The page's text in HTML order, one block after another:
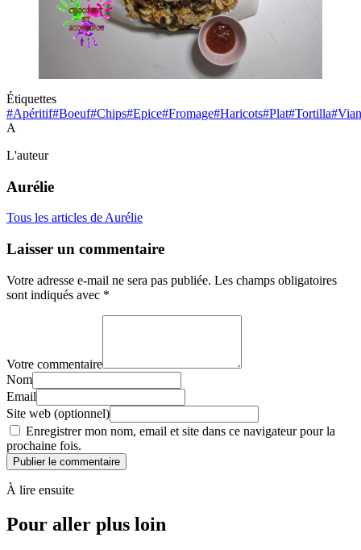
Étiquettes
#Apéritif#Boeuf#Chips#Epice#Fromage#Haricots#Plat#Tortilla
A
L'auteur
Aurélie
Tous les articles de Aurélie
Laisser un commentaire
Votre adresse e-mail ne sera pas publiée. Les champs obligatoires
sont indiqués avec *
Votre commentaire
Nom
Email
Site web (optionnel)
Enregistrer mon nom, email et site dans ce navigateur pour la
prochaine fois.
Publier le commentaire
À lire ensuite
Pour aller plus loin